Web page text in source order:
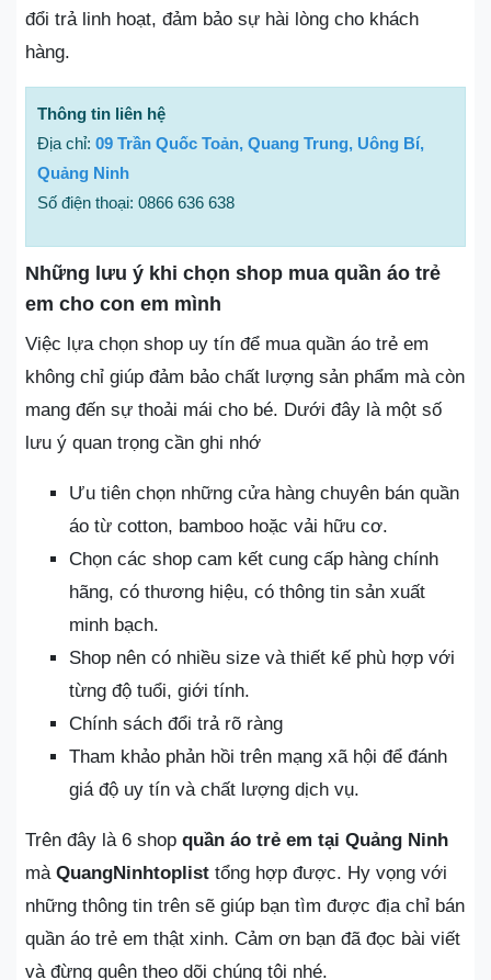
đổi trả linh hoạt, đảm bảo sự hài lòng cho khách
hàng.
Thông tin liên hệ
Địa chỉ: 09 Trần Quốc Toản, Quang Trung, Uông Bí,
Quảng Ninh
Số điện thoại: 0866 636 638
Những lưu ý khi chọn shop mua quần áo trẻ
em cho con em mình
Việc lựa chọn shop uy tín để mua quần áo trẻ em
không chỉ giúp đảm bảo chất lượng sản phẩm mà còn
mang đến sự thoải mái cho bé. Dưới đây là một số
lưu ý quan trọng cần ghi nhớ
Ưu tiên chọn những cửa hàng chuyên bán quần
áo từ cotton, bamboo hoặc vải hữu cơ.
Chọn các shop cam kết cung cấp hàng chính
hãng, có thương hiệu, có thông tin sản xuất
minh bạch.
Shop nên có nhiều size và thiết kế phù hợp với
từng độ tuổi, giới tính.
Chính sách đổi trả rõ ràng
Tham khảo phản hồi trên mạng xã hội để đánh
giá độ uy tín và chất lượng dịch vụ.
Trên đây là 6 shop quần áo trẻ em tại Quảng Ninh
mà QuangNinhtoplist tổng hợp được. Hy vọng với
những thông tin trên sẽ giúp bạn tìm được địa chỉ bán
quần áo trẻ em thật xinh. Cảm ơn bạn đã đọc bài viết
và đừng quên theo dõi chúng tôi nhé.